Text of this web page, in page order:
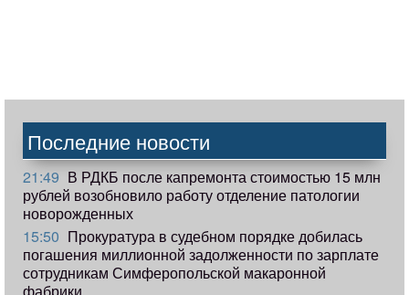
Последние новости
21:49 В РДКБ после капремонта стоимостью 15 млн
рублей возобновило работу отделение патологии
новорожденных
15:50 Прокуратура в судебном порядке добилась
погашения миллионной задолженности по зарплате
сотрудникам Симферопольской макаронной